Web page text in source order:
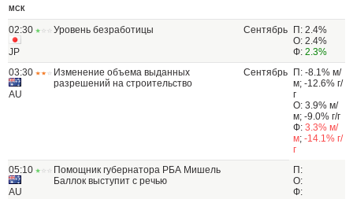
МСК
02:30
JP
Уровень безработицы Сентябрь
П: 2.4%
О: 2.4%
Ф: 2.3%
03:30
AU
Изменение объема выданных
разрешений на строительство
Сентябрь
П: -8.1% м/
м; -12.6% г/
г
О: 3.9% м/
м; -9.0% г/г
Ф: 3.3% м/
м; -14.1% г/
г
05:10
AU
Помощник губернатора РБА Мишель
Баллок выступит с речью
П:
О:
Ф: